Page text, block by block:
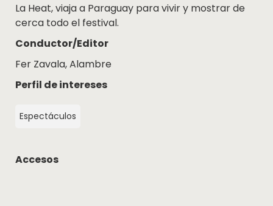
La Heat, viaja a Paraguay para vivir y mostrar de
cerca todo el festival.
Conductor/Editor
Fer Zavala, Alambre
Perfil de intereses
Espectáculos
Accesos